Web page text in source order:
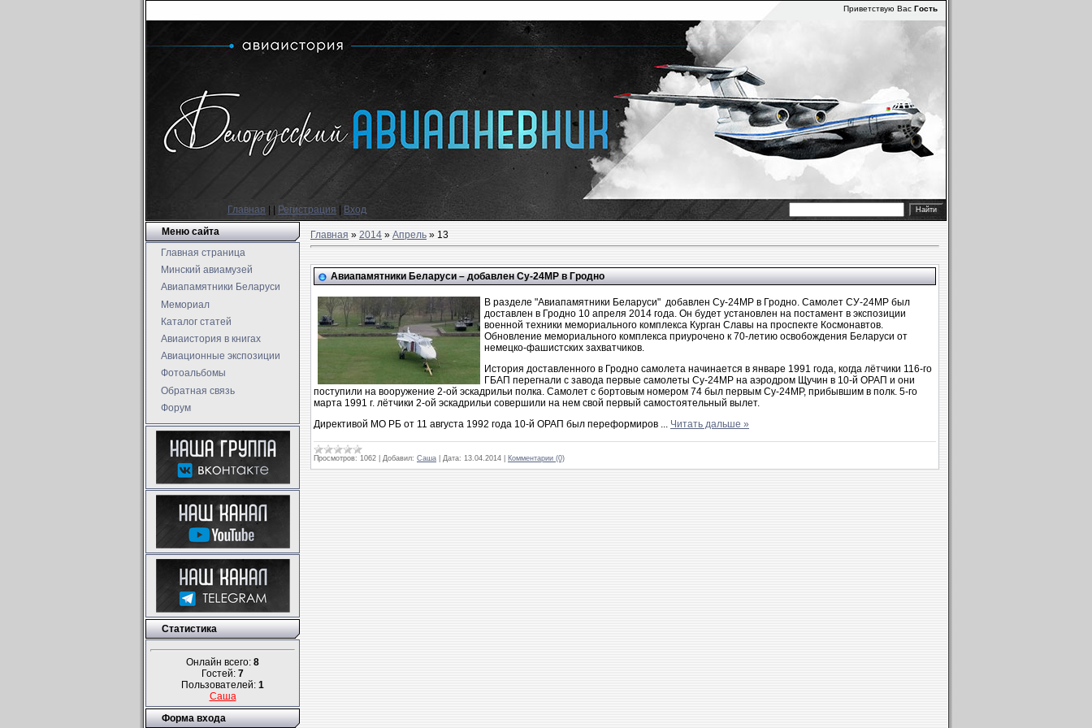
Приветствую Вас Гость
Главная Регистрация
Вход
Меню сайта
Главная страница
Минский авиамузей
Авиапамятники Беларуси
Мемориал
Каталог статей
Авиаистория в книгах
Авиационные экспозиции
Фотоальбомы
Обратная связь
Форум
Статистика
Онлайн всего: 8
Гостей: 7
Пользователей: 1
Саша
Форма входа
Главная»2014 » Апрель » 13
Авиапамятники Беларуси – добавлен Су-24МР в Гродно
В разделе "Авиапамятники Беларуси" добавлен Су-24МР в Гродно. Самолет СУ-24МР был
доставлен в Гродно 10 апреля 2014 года. Он будет установлен на постамент в экспозиции
военной техники мемориального комплекса Курган Славы на проспекте Космонавтов.
Обновление мемориального комплекса приурочено к 70-летию освобождения Беларуси от
немецко-фашистских захватчиков.
История доставленного в Гродно самолета начинается в январе 1991 года, когда лётчики 116-го
ГБАП пере­гнали с завода первые самолеты Су-24МР на аэродром Щучин в 10-й ОРАП и они
поступили на вооружение 2-ой эскадрильи полка. Самолет с бортовым номером 74 был первым Су-24МР, прибывшим в полк. 5-го
марта 1991 г. лётчики 2-ой эскадрильи совершили на нем свой первый самостоятельный вылет.
Директивой МО РБ от 11 августа 1992 года 10-й ОРАП был переформиров ... Читать дальше »
Просмотров: 1062 Добавил: Саша Дата: 13.04.2014 Комментарии (0)